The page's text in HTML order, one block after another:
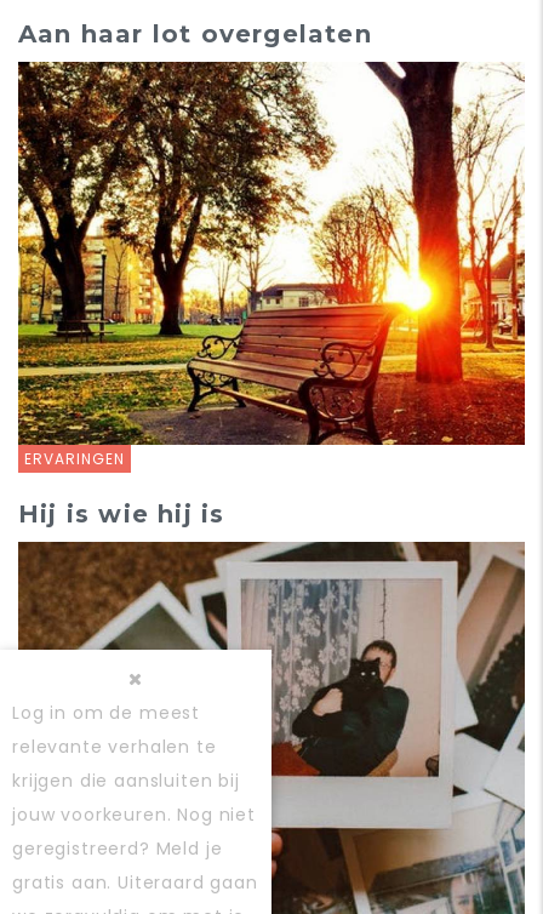
ERVARINGEN
Aan haar lot overgelaten
Hij is wie hij is
Log in om de meest
relevante verhalen te
krijgen die aansluiten bij
jouw voorkeuren. Nog niet
geregistreerd? Meld je
gratis aan. Uiteraard gaan